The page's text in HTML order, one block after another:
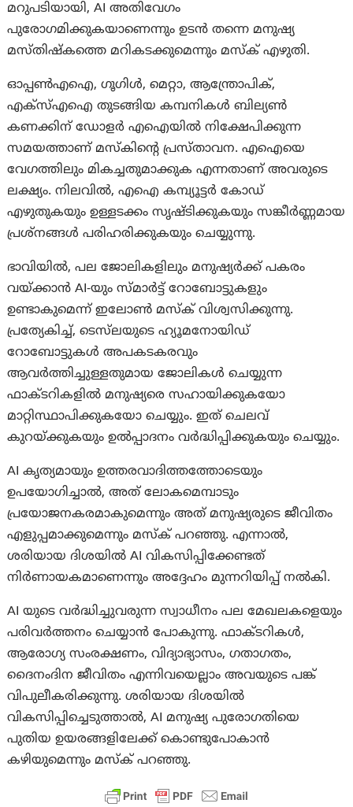
മറുപടിയായി, AI അതിവേഗം
പുരോഗമിക്കുകയാണെന്നും ഉടൻ തന്നെ മനുഷ്യ
മസ്തിഷ്കത്തെ മറികടക്കുമെന്നും മസ്‌ക് എഴുതി.
ഓപ്പൺഎഐ, ഗൂഗിൾ, മെറ്റാ, ആന്ത്രോപിക്,
എക്സ്എഐ തുടങ്ങിയ കമ്പനികൾ ബില്യൺ
കണക്കിന് ഡോളർ എഐയിൽ നിക്ഷേപിക്കുന്ന
സമയത്താണ് മസ്‌കിന്റെ പ്രസ്താവന. എഐയെ
വേഗത്തിലും മികച്ചതുമാക്കുക എന്നതാണ് അവരുടെ
ലക്ഷ്യം. നിലവിൽ, എഐ കമ്പ്യൂട്ടർ കോഡ്
എഴുതുകയും ഉള്ളടക്കം സൃഷ്ടിക്കുകയും സങ്കീർണ്ണമായ
പ്രശ്നങ്ങൾ പരിഹരിക്കുകയും ചെയ്യുന്നു.
ഭാവിയിൽ, പല ജോലികളിലും മനുഷ്യർക്ക് പകരം
വയ്ക്കാൻ AI-യും സ്മാർട്ട് റോബോട്ടുകളും
ഉണ്ടാകുമെന്ന് ഇലോൺ മസ്‌ക് വിശ്വസിക്കുന്നു.
പ്രത്യേകിച്ച്, ടെസ്‌ലയുടെ ഹ്യൂമനോയിഡ്
റോബോട്ടുകൾ അപകടകരവും
ആവർത്തിച്ചുള്ളതുമായ ജോലികൾ ചെയ്യുന്ന
ഫാക്ടറികളിൽ മനുഷ്യരെ സഹായിക്കുകയോ
മാറ്റിസ്ഥാപിക്കുകയോ ചെയ്യും. ഇത് ചെലവ്
കുറയ്ക്കുകയും ഉൽപ്പാദനം വർദ്ധിപ്പിക്കുകയും ചെയ്യും.
AI കൃത്യമായും ഉത്തരവാദിത്തത്തോടെയും
ഉപയോഗിച്ചാൽ, അത് ലോകമെമ്പാടും
പ്രയോജനകരമാകുമെന്നും അത് മനുഷ്യരുടെ ജീവിതം
എളുപ്പമാക്കുമെന്നും മസ്‌ക് പറഞ്ഞു. എന്നാല്‍,
ശരിയായ ദിശയിൽ AI വികസിപ്പിക്കേണ്ടത്
നിർണായകമാണെന്നും അദ്ദേഹം മുന്നറിയിപ്പ് നൽകി.
AI യുടെ വർദ്ധിച്ചുവരുന്ന സ്വാധീനം പല മേഖലകളെയും
പരിവർത്തനം ചെയ്യാൻ പോകുന്നു. ഫാക്ടറികൾ,
ആരോഗ്യ സംരക്ഷണം, വിദ്യാഭ്യാസം, ഗതാഗതം,
ദൈനംദിന ജീവിതം എന്നിവയെല്ലാം അവയുടെ പങ്ക്
വിപുലീകരിക്കുന്നു. ശരിയായ ദിശയിൽ
വികസിപ്പിച്ചെടുത്താൽ, AI മനുഷ്യ പുരോഗതിയെ
പുതിയ ഉയരങ്ങളിലേക്ക് കൊണ്ടുപോകാൻ
കഴിയുമെന്നും മസ്‌ക് പറഞ്ഞു.